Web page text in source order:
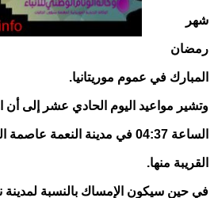
شهر
رمضان
المبارك في عموم موريتانيا.
وتشير مواعيد اليوم الحادي عشر إلى
الساعة 04:37 في مدينة
القريبة منها.
في حين سيكون الإمساك بالنسبة لمدينة